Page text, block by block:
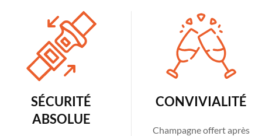
SÉCURITÉ
ABSOLUE
CONVIVIALITÉ
Champagne offert après